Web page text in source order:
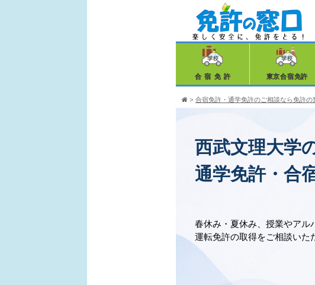
合宿免許 東京合宿免許
> 合宿免許・通学免許のご相談なら免許の
西武文理大学
通学免許・合
春休み・夏休み、授業やアル
運転免許の取得をご相談いた